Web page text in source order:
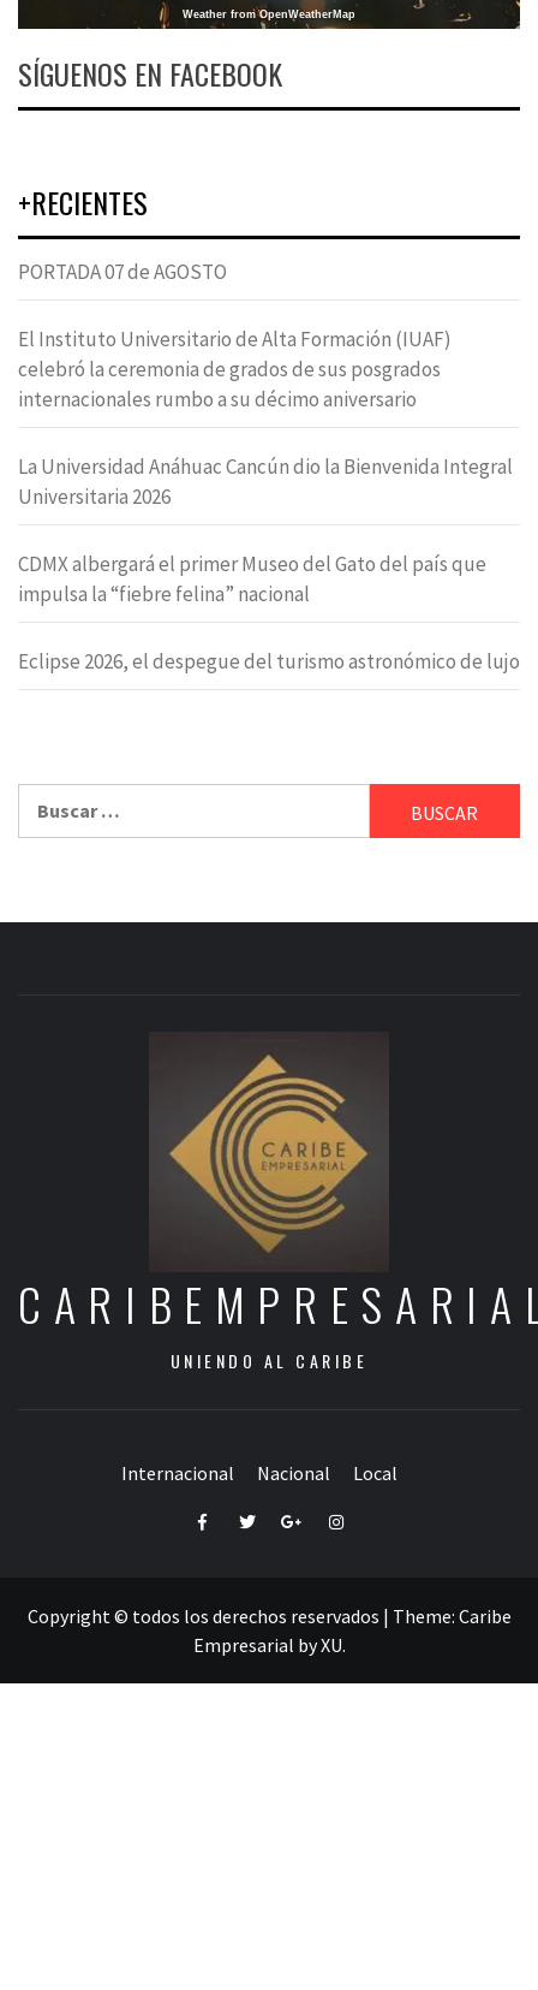
Weather from OpenWeatherMap
SÍGUENOS EN FACEBOOK
+RECIENTES
PORTADA 07 de AGOSTO
El Instituto Universitario de Alta Formación (IUAF)
celebró la ceremonia de grados de sus posgrados
internacionales rumbo a su décimo aniversario
La Universidad Anáhuac Cancún dio la Bienvenida Integral
Universitaria 2026
CDMX albergará el primer Museo del Gato del país que
impulsa la “fiebre felina” nacional
Eclipse 2026, el despegue del turismo astronómico de lujo
UNIENDO AL CARIBE
Internacional Nacional Local
FacebookTwitterGoogle+Instagram
Copyright © todos los derechos reservados | Theme: Caribe
Empresarial byXU.